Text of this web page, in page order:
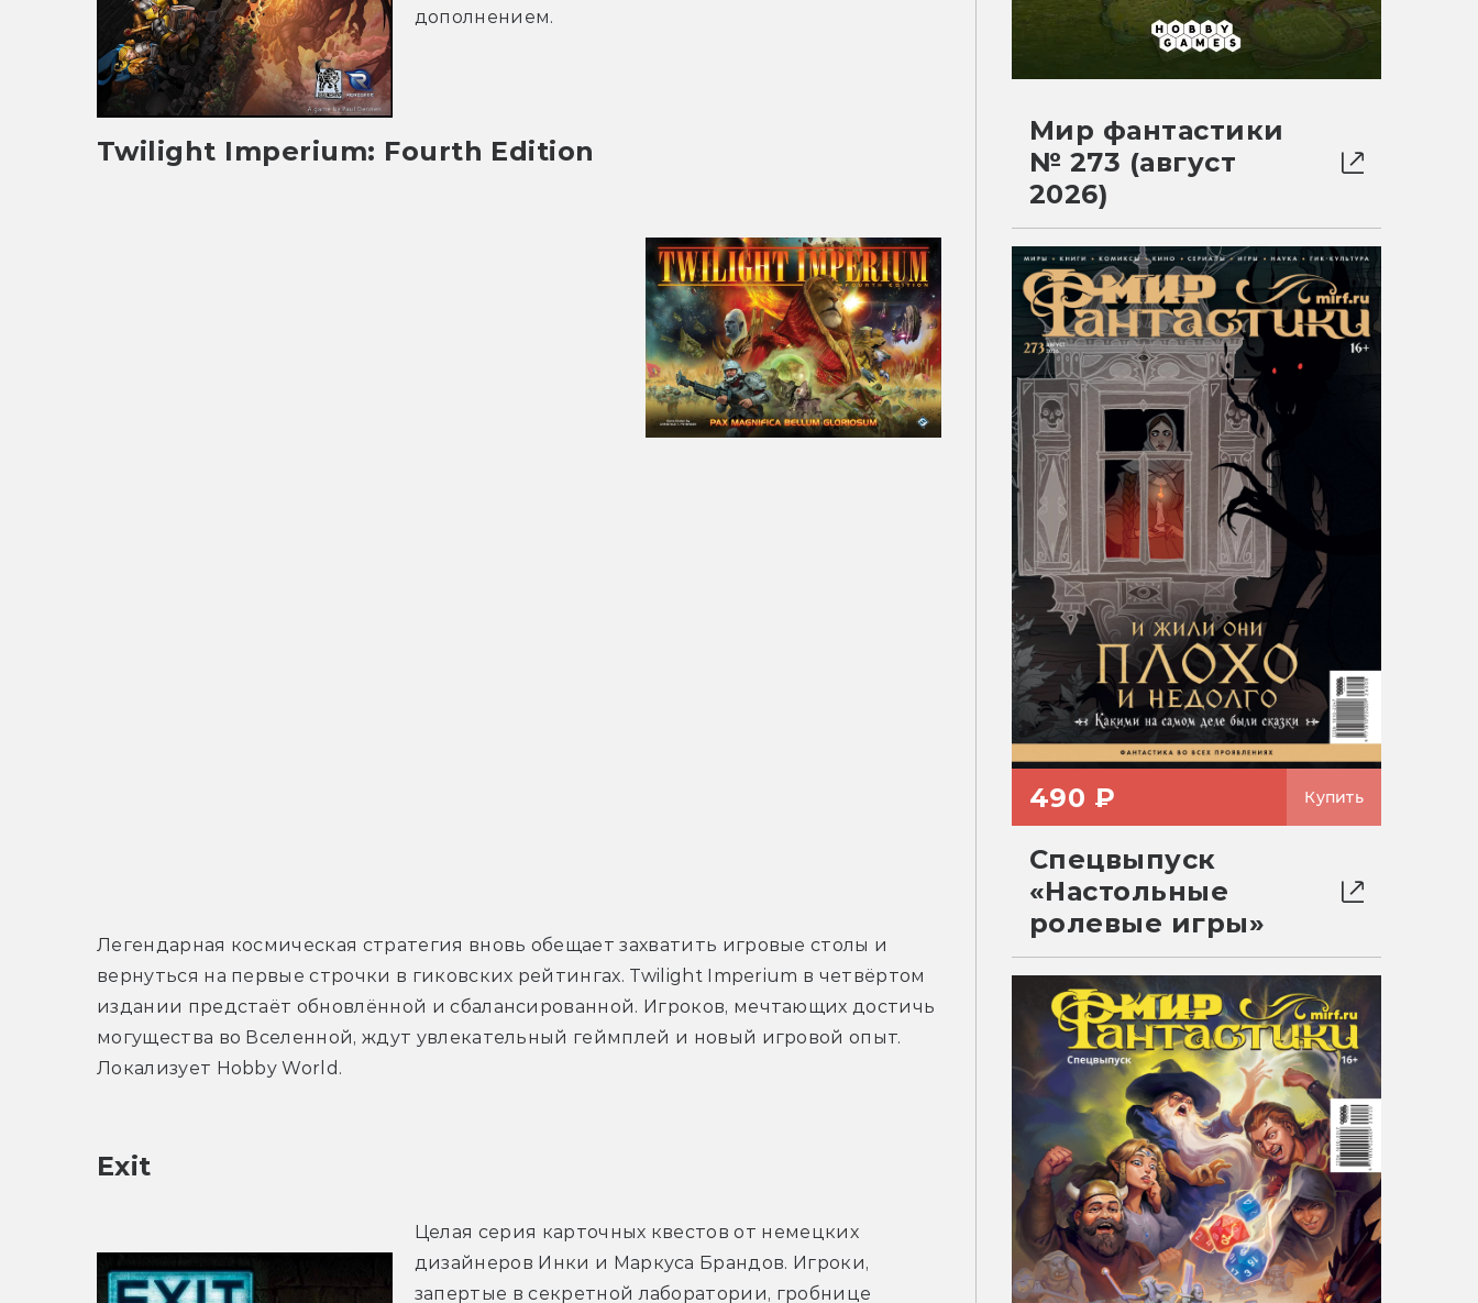
дополнением.
Twilight Imperium: Fourth Edition
Легендарная космическая стратегия вновь обещает захватить игровые столы и
вернуться на первые строчки в гиковских рейтингах. Twilight Imperium в четвёртом
издании предстаёт обновлённой и сбалансированной. Игроков, мечтающих достичь
могущества во Вселенной, ждут увлекательный геймплей и новый игровой опыт.
Локализует Hobby World.
Exit
Целая серия карточных квестов от немецких
дизайнеров Инки и Маркуса Брандов. Игроки,
запертые в секретной лаборатории, гробнице
Мир фантастики
№ 273 (август
2026)
490 ₽ Купить
Спецвыпуск
«Настольные
ролевые игры»